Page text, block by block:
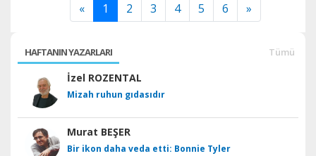
« 1 2 3 4 5 6 »
HAFTANIN YAZARLARI Tümü
İzel ROZENTAL
Mizah ruhun gıdasıdır
Murat BEŞER
Bir ikon daha veda etti: Bonnie Tyler